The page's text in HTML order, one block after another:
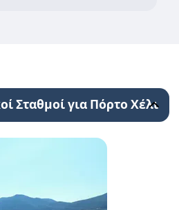
Σταθμοί για Πόρτο Χέλι